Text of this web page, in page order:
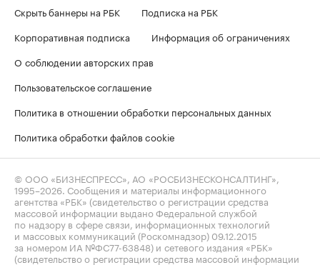
Скрыть баннеры на РБК
Подписка на РБК
Корпоративная подписка
Информация об ограничениях
О соблюдении авторских прав
Пользовательское соглашение
Политика в отношении обработки персональных данных
Политика обработки файлов cookie
© ООО «БИЗНЕСПРЕСС», АО «РОСБИЗНЕСКОНСАЛТИНГ»,
1995–2026 . Сообщения и материалы информационного
агентства «РБК» (свидетельство о регистрации средства
массовой информации выдано Федеральной службой
по надзору в сфере связи, информационных технологий
и массовых коммуникаций (Роскомнадзор) 09.12.2015
за номером ИА №ФС77-63848) и сетевого издания «РБК»
(свидетельство о регистрации средства массовой информации